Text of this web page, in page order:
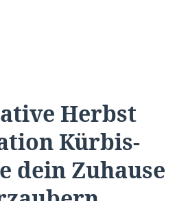
Herbst
Kürbis-
dein Zuhause